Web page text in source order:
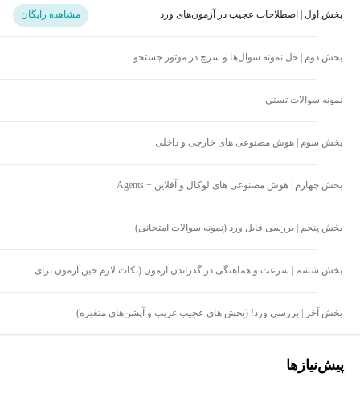
بخش اول | اصطلاحات عجیب در آزمون‌های ورد مشاهده رایگان
بخش دوم | حل نمونه سوال‌ها و سرچ در موتور جستجو
نمونه سوالات تستی
بخش سوم | هوش مصنوعی های خارجی و داخلی
بخش چهارم | هوش مصنوعی های لوکال و آفلاین + Agents
بخش پنجم | بررسی فایل ورد (نمونه سوالات امتحانی)
بخش ششم | سرعت و هماهنگی در گذراندن آزمون (نکات لازم حین آزمون برای
بخش آخر | بررسی ورد! (بخش های عجیب غریب و آپشن‌های متغیره)
پیش‌نیاز‌ها